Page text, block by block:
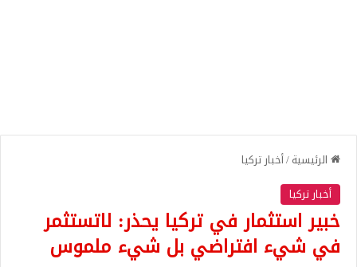
الرئيسية/أخبار تركيا
أخبار تركيا
خبير استثمار في تركيا يحذر: لاتستثمر
في شيء افتراضي بل شيء ملموس